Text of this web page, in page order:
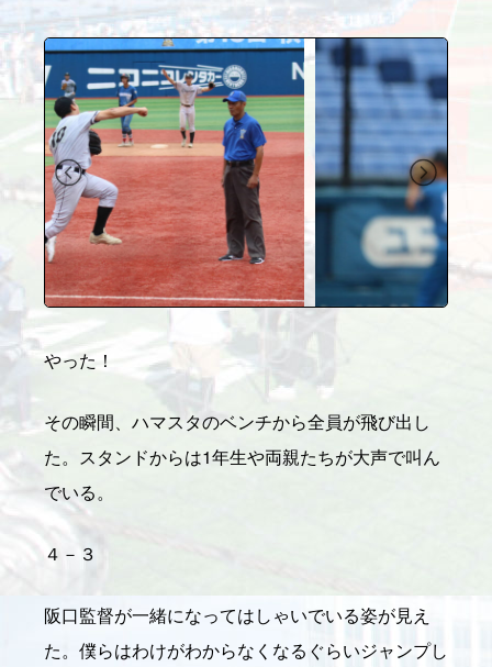
やった！
その瞬間、ハマスタのベンチから全員が飛び出し
た。スタンドからは1年生や両親たちが大声で叫ん
でいる。
４－３
阪口監督が一緒になってはしゃいでいる姿が見え
た。僕らはわけがわからなくなるぐらいジャンプし